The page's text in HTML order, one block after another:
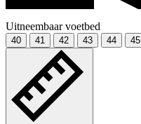
Uitneembaar voetbed
40 41 42 43 44 45